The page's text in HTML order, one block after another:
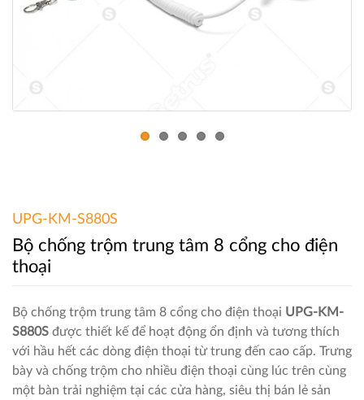
UPG-KM-S880S
Bộ chống trộm trung tâm 8 cổng cho điện
thoại
Bộ chống trộm trung tâm 8 cổng cho điện thoại UPG-KM-
S880S được thiết kế để hoạt động ổn định và tương thích
với hầu hết các dòng điện thoại từ trung đến cao cấp. Trưng
bày và chống trộm cho nhiều điện thoại cùng lúc trên cùng
một bàn trải nghiệm tại các cửa hàng, siêu thị bán lẻ sản